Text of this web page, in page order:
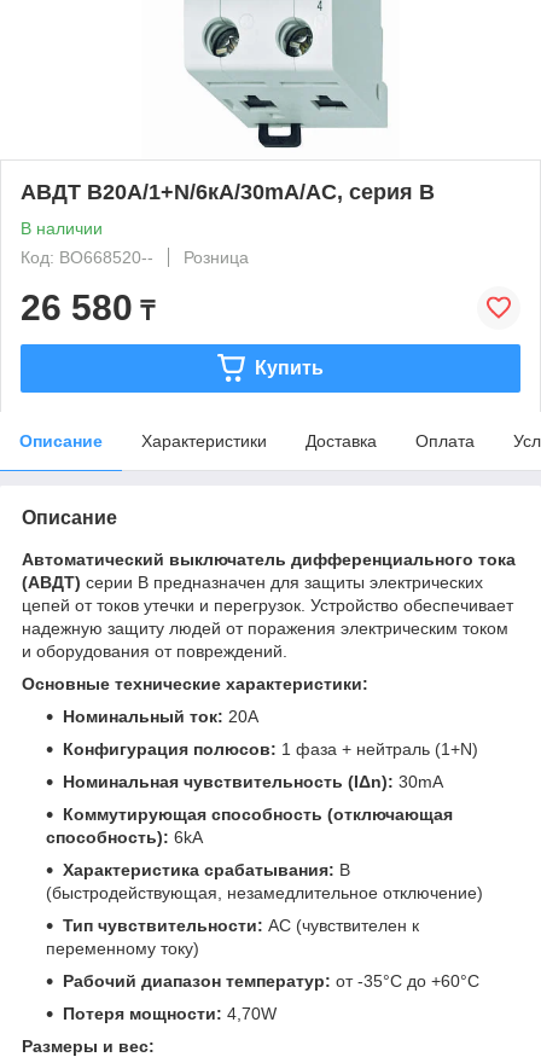
АВДТ B20A/1+N/6кА/30mA/AC, серия B
В наличии
Код: BO668520--
Розница
26 580 ₸
Купить
Описание Характеристики Доставка Оплата
Описание
Автоматический выключатель дифференциального тока
(АВДТ) серии B предназначен для защиты электрических
цепей от токов утечки и перегрузок. Устройство обеспечивает
надежную защиту людей от поражения электрическим током
и оборудования от повреждений.
Основные технические характеристики:
Номинальный ток: 20A
Конфигурация полюсов: 1 фаза + нейтраль (1+N)
Номинальная чувствительность (IΔn): 30mA
Коммутирующая способность (отключающая
способность): 6kA
Характеристика срабатывания: B
(быстродействующая, незамедлительное отключение)
Тип чувствительности: AC (чувствителен к
переменному току)
Рабочий диапазон температур: от -35°C до +60°C
Потеря мощности: 4,70W
Размеры и вес: